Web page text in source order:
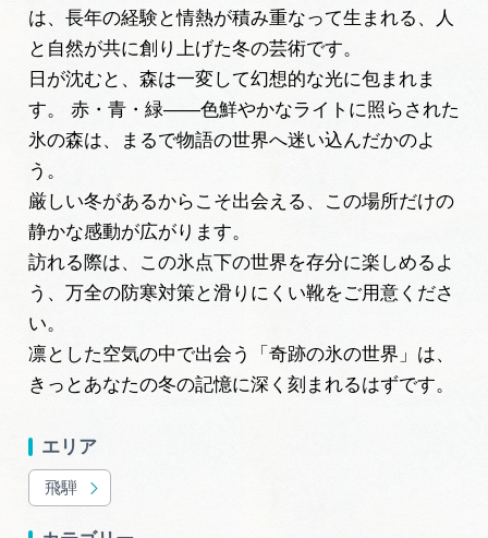
運営組織
広告掲載
サイトポリシー
は、長年の経験と情熱が積み重なって生まれる、人
と自然が共に創り上げた冬の芸術です。
日が沈むと、森は一変して幻想的な光に包まれま
す。 赤・青・緑――色鮮やかなライトに照らされた
氷の森は、まるで物語の世界へ迷い込んだかのよ
う。
厳しい冬があるからこそ出会える、この場所だけの
静かな感動が広がります。
訪れる際は、この氷点下の世界を存分に楽しめるよ
う、万全の防寒対策と滑りにくい靴をご用意くださ
い。
凛とした空気の中で出会う「奇跡の氷の世界」は、
きっとあなたの冬の記憶に深く刻まれるはずです。
エリア
飛騨